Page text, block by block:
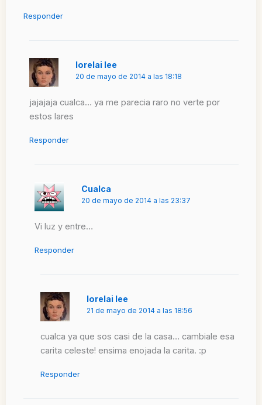
Responder
lorelai lee
20 de mayo de 2014 a las 18:18
jajajaja cualca… ya me parecia raro no verte por
estos lares
Responder
Cualca
20 de mayo de 2014 a las 23:37
Vi luz y entre…
Responder
lorelai lee
21 de mayo de 2014 a las 18:56
cualca ya que sos casi de la casa… cambiale esa
carita celeste! ensima enojada la carita. :p
Responder